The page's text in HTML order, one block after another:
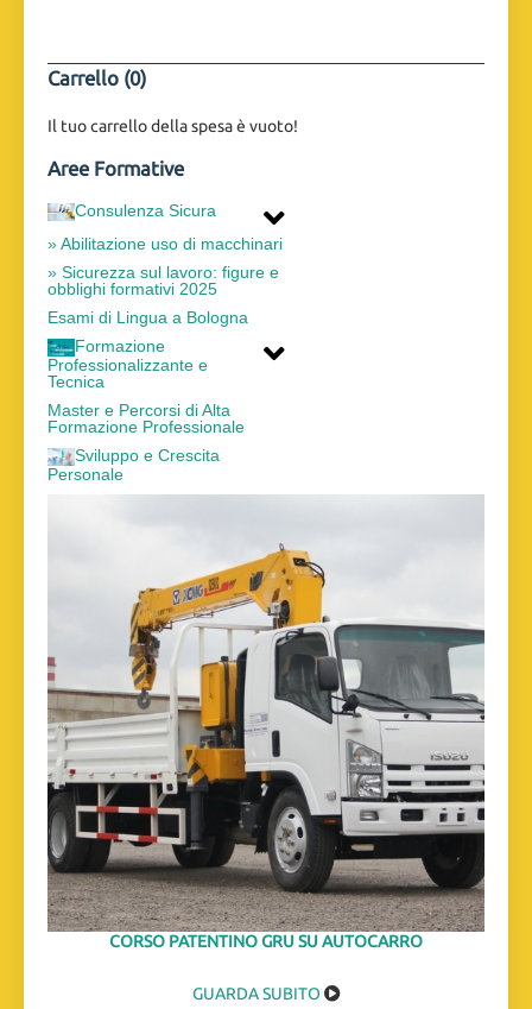
Carrello (0)
Il tuo carrello della spesa è vuoto!
Aree Formative
Consulenza Sicura
» Abilitazione uso di macchinari
» Sicurezza sul lavoro: figure e
obblighi formativi 2025
Esami di Lingua a Bologna
Formazione
Professionalizzante e
Tecnica
Master e Percorsi di Alta
Formazione Professionale
Sviluppo e Crescita
Personale
CORSO PATENTINO GRU SU AUTOCARRO
GUARDA SUBITO